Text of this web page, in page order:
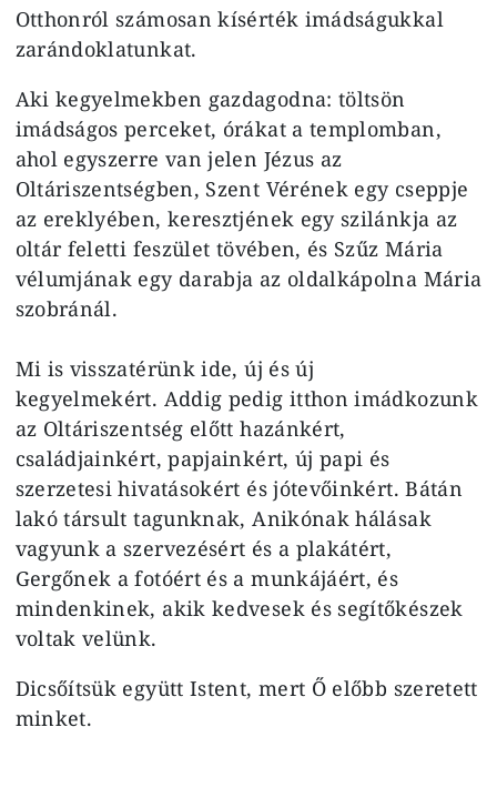
Otthonról számosan kísérték imádságukkal
zarándoklatunkat.
Aki kegyelmekben gazdagodna: töltsön
imádságos perceket, órákat a templomban,
ahol egyszerre van jelen Jézus az
Oltáriszentségben, Szent Vérének egy cseppje
az ereklyében, keresztjének egy szilánkja az
oltár feletti feszület tövében, és Szűz Mária
vélumjának egy darabja az oldalkápolna Mária
szobránál.
Mi is visszatérünk ide, új és új
kegyelmekért. Addig pedig itthon imádkozunk
az Oltáriszentség előtt hazánkért,
családjainkért, papjainkért, új papi és
szerzetesi hivatásokért és jótevőinkért. Bátán
lakó társult tagunknak, Anikónak hálásak
vagyunk a szervezésért és a plakátért,
Gergőnek a fotóért és a munkájáért, és
mindenkinek, akik kedvesek és segítőkészek
voltak velünk.
Dicsőítsük együtt Istent, mert Ő előbb szeretett
minket.